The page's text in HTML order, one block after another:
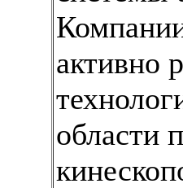
активно
области